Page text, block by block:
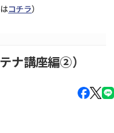
コチラ）
ナ講座編②）